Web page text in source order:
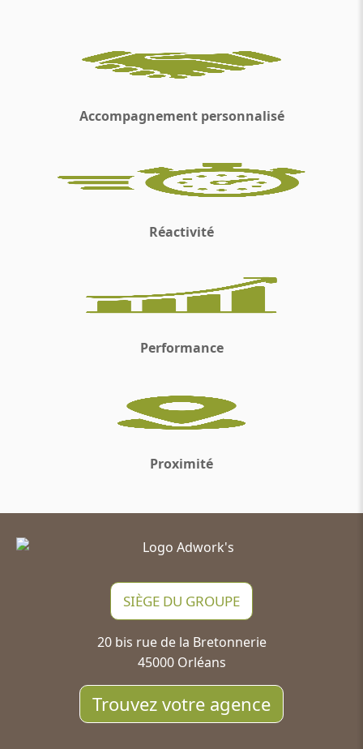
Accompagnement personnalisé
Réactivité
Performance
Proximité
SIÈGE DU GROUPE
20 bis rue de la Bretonnerie
45000 Orléans
Trouvez votre agence